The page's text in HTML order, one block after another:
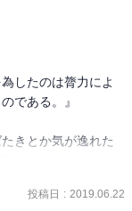
したのは膂力によ
である。』
きとか気が逸れた
3くらいにならな
投稿日 : 2019.06.22